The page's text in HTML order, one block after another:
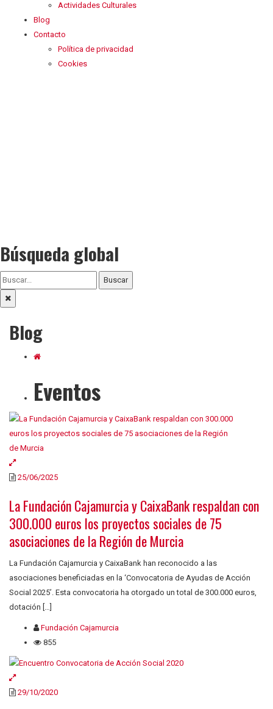
Actividades Culturales
Blog
Contacto
Política de privacidad
Cookies
Búsqueda global
Buscar
Blog
Eventos
25/06/2025
La Fundación Cajamurcia y CaixaBank respaldan con
300.000 euros los proyectos sociales de 75
asociaciones de la Región de Murcia
La Fundación Cajamurcia y CaixaBank han reconocido a las
asociaciones beneficiadas en la ‘Convocatoria de Ayudas de Acción
Social 2025’. Esta convocatoria ha otorgado un total de 300.000 euros,
dotación […]
Fundación Cajamurcia
855
29/10/2020